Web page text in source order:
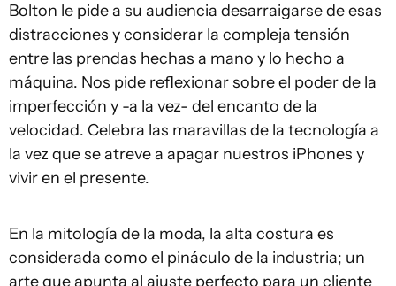
Bolton le pide a su audiencia desarraigarse de esas
distracciones y considerar la compleja tensión
entre las prendas hechas a mano y lo hecho a
máquina. Nos pide reflexionar sobre el poder de la
imperfección y -a la vez- del encanto de la
velocidad. Celebra las maravillas de la tecnología a
la vez que se atreve a apagar nuestros iPhones y
vivir en el presente.
En la mitología de la moda, la alta costura es
considerada como el pináculo de la industria; un
arte que apunta al ajuste perfecto para un cliente